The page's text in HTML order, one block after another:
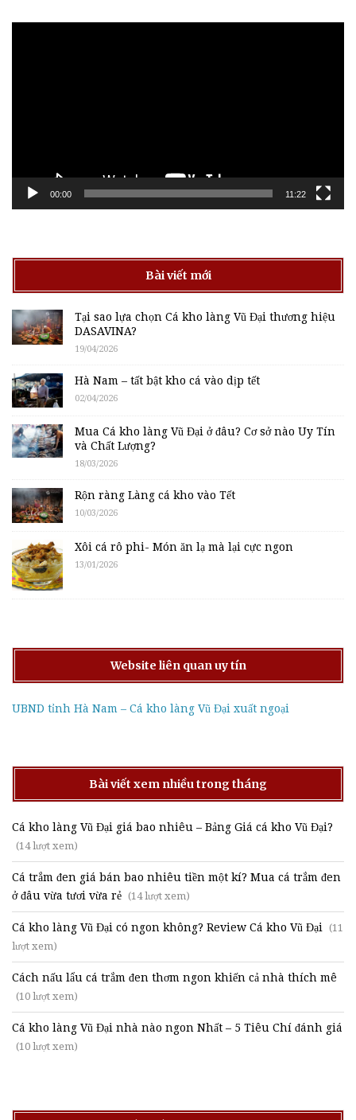
00:00 11:22
Bài viết mới
Tại sao lựa chọn Cá kho làng Vũ Đại thương hiệu
DASAVINA?
19/04/2026
Hà Nam – tất bật kho cá vào dịp tết
02/04/2026
Mua Cá kho làng Vũ Đại ở đâu? Cơ sở nào Uy Tín
và Chất Lượng?
18/03/2026
Rộn ràng Làng cá kho vào Tết
10/03/2026
Xôi cá rô phi- Món ăn lạ mà lại cực ngon
13/01/2026
Website liên quan uy tín
UBND tỉnh Hà Nam – Cá kho làng Vũ Đại xuất ngoại
Bài viết xem nhiều trong tháng
Cá kho làng Vũ Đại giá bao nhiêu – Bảng Giá cá kho Vũ Đại?
(14 lượt xem)
Cá trắm đen giá bán bao nhiêu tiền một kí? Mua cá trắm đen
ở đâu vừa tươi vừa rẻ (14 lượt xem)
Cá kho làng Vũ Đại có ngon không? Review Cá kho Vũ Đại (11
lượt xem)
Cách nấu lẩu cá trắm đen thơm ngon khiến cả nhà thích mê
(10 lượt xem)
Cá kho làng Vũ Đại nhà nào ngon Nhất – 5 Tiêu Chí đánh giá
(10 lượt xem)